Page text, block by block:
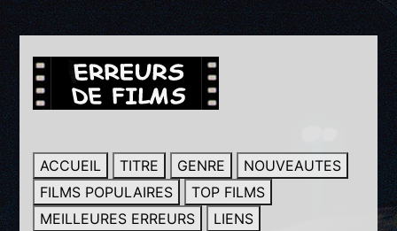
ACCUEIL TITRE GENRE
NOUVEAUTES
FILMS POPULAIRES
TOP FILMS
MEILLEURES ERREURS
LIENS